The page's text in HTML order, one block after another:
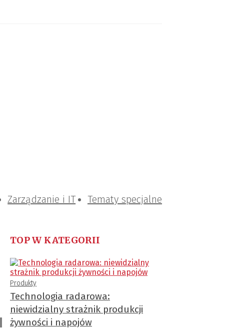
Zarządzanie i IT Tematy specjalne
TOP W KATEGORII
Produkty
Technologia radarowa:
niewidzialny strażnik produkcji
żywności i napojów